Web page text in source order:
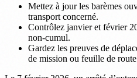
Mettez à jour les barèmes
transport concerné.
Contrôlez janvier et février
non-cumul.
Gardez les preuves de
de mission ou feuille de